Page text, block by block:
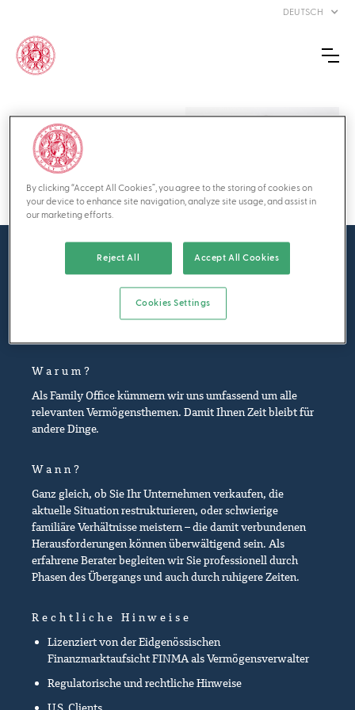
DEUTSCH
ULRICH
BURKHARD
Founder & Chairman
Über MFO
Marcuard Family Office wurde 1998 in Zürich gegründet
Warum?
Als Family Office kümmern wir uns umfassend um alle
relevanten Vermögensthemen. Damit Ihnen Zeit bleibt für
andere Dinge.
Wann?
Ganz gleich, ob Sie Ihr Unternehmen verkaufen, die
aktuelle Situation restrukturieren, oder schwierige
familiäre Verhältnisse meistern – die damit verbundenen
Herausforderungen können überwältigend sein. Als
erfahrene Berater begleiten wir Sie professionell durch
Phasen des Übergangs und auch durch ruhigere Zeiten.
Rechtliche Hinweise
Lizenziert von der Eidgenössischen
Finanzmarktaufsicht FINMA als Vermögensverwalter
Regulatorische und rechtliche Hinweise
By clicking “Accept All Cookies”, you agree to the storing of cookies on
your device to enhance site navigation, analyze site usage, and assist in
our marketing efforts.
Reject All Accept All Cookies
Cookies Settings